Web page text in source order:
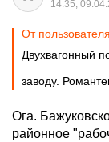
14:35,
От пользователя
Двухвагонный
заводу.
Ога.
районное